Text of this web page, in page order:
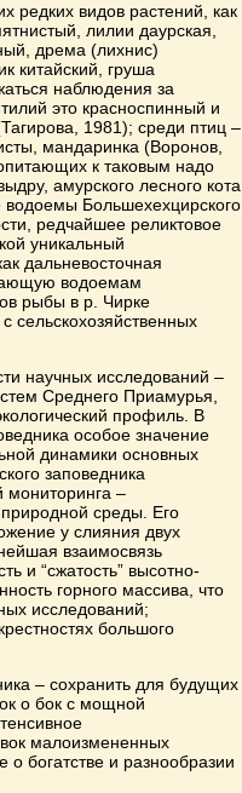
редких видов растений, как
лилии даурская,
дрема (лихнис)
китайский, груша
наблюдения за
это красноспинный и
1981); среди птиц –
мандаринка (Воронов,
к таковым надо
амурского лесного кота
Большехехцирского
редчайшее реликтовое
уникальный
дальневосточная
водоемам
рыбы в р. Чирке
сельскохозяйственных
научных исследований –
Среднего Приамурья,
профиль. В
особое значение
динамики основных
заповедника
мониторинга –
среды. Его
у слияния двух
взаимосвязь
и “сжатость” высотно-
горного массива, что
исследований;
большого
– сохранить для будущих
о бок с мощной
малоизмененных
богатстве и разнообразии